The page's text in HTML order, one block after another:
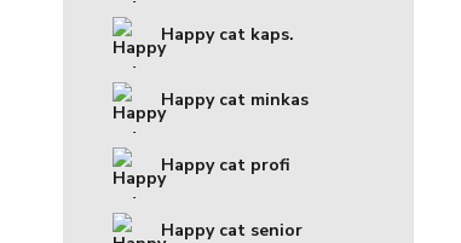
Happy cat kaps.
Happy cat minkas
Happy cat profi
Happy cat senior